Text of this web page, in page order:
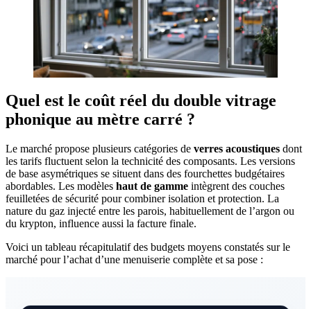
Quel est le coût réel du double vitrage
phonique au mètre carré ?
Le marché propose plusieurs catégories de verres acoustiques dont
les tarifs fluctuent selon la technicité des composants. Les versions
de base asymétriques se situent dans des fourchettes budgétaires
abordables. Les modèles haut de gamme intègrent des couches
feuilletées de sécurité pour combiner isolation et protection. La
nature du gaz injecté entre les parois, habituellement de l’argon ou
du krypton, influence aussi la facture finale.
Voici un tableau récapitulatif des budgets moyens constatés sur le
marché pour l’achat d’une menuiserie complète et sa pose :